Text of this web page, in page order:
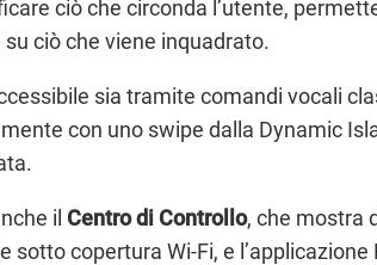
ciò che circonda l’utente,
ciò che viene inquadrato.
sia tramite comandi vocali
con uno swipe dalla Dynamic
il Centro di Controllo, che mostra
sotto copertura Wi-Fi, e l’applicazione